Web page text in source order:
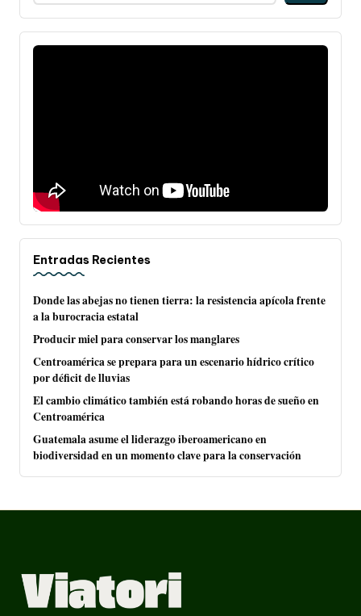
Entradas Recientes
Donde las abejas no tienen tierra: la resistencia apícola frente
a la burocracia estatal
Producir miel para conservar los manglares
Centroamérica se prepara para un escenario hídrico crítico
por déficit de lluvias
El cambio climático también está robando horas de sueño en
Centroamérica
Guatemala asume el liderazgo iberoamericano en
biodiversidad en un momento clave para la conservación